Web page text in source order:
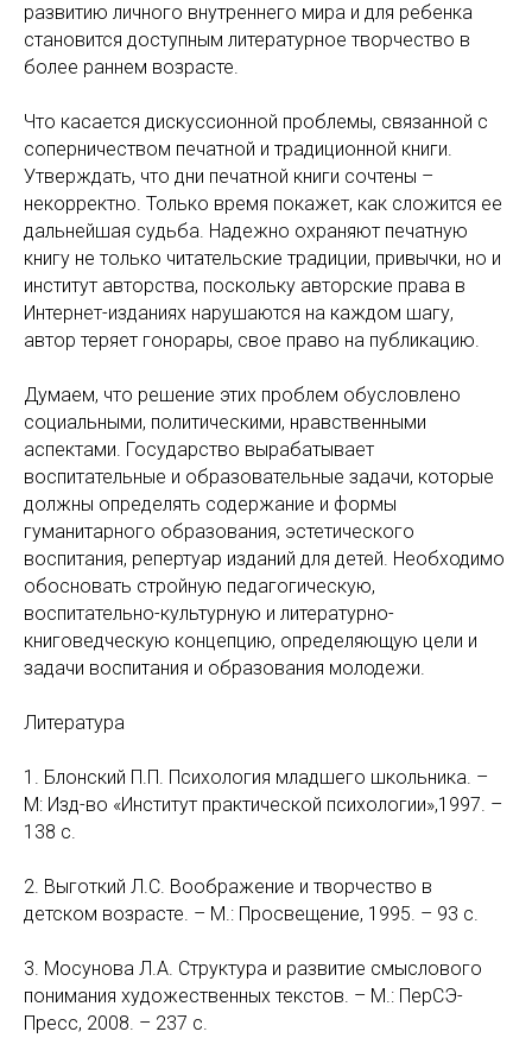
развитию личного внутреннего мира и для ребенка
становится доступным литературное творчество в
более раннем возрасте.
Что касается дискуссионной проблемы, связанной с
соперничеством печатной и традиционной книги.
Утверждать, что дни печатной книги сочтены –
некорректно. Только время покажет, как сложится ее
дальнейшая судьба. Надежно охраняют печатную
книгу не только читательские традиции, привычки, но и
институт авторства, поскольку авторские права в
Интернет-изданиях нарушаются на каждом шагу,
автор теряет гонорары, свое право на публикацию.
Думаем, что решение этих проблем обусловлено
социальными, политическими, нравственными
аспектами. Государство вырабатывает
воспитательные и образовательные задачи, которые
должны определять содержание и формы
гуманитарного образования, эстетического
воспитания, репертуар изданий для детей. Необходимо
обосновать стройную педагогическую,
воспитательно-культурную и литературно-
книговедческую концепцию, определяющую цели и
задачи воспитания и образования молодежи.
Литература
1. Блонский П.П. Психология младшего школьника. –
М: Изд-во «Институт практической психологии»,1997. –
138 с.
2. Выготкий Л.С. Воображение и творчество в
детском возрасте. – М.: Просвещение, 1995. – 93 с.
3. Мосунова Л.А. Структура и развитие смыслового
понимания художественных текстов. – М.: ПерСЭ-
Пресс, 2008. – 237 с.